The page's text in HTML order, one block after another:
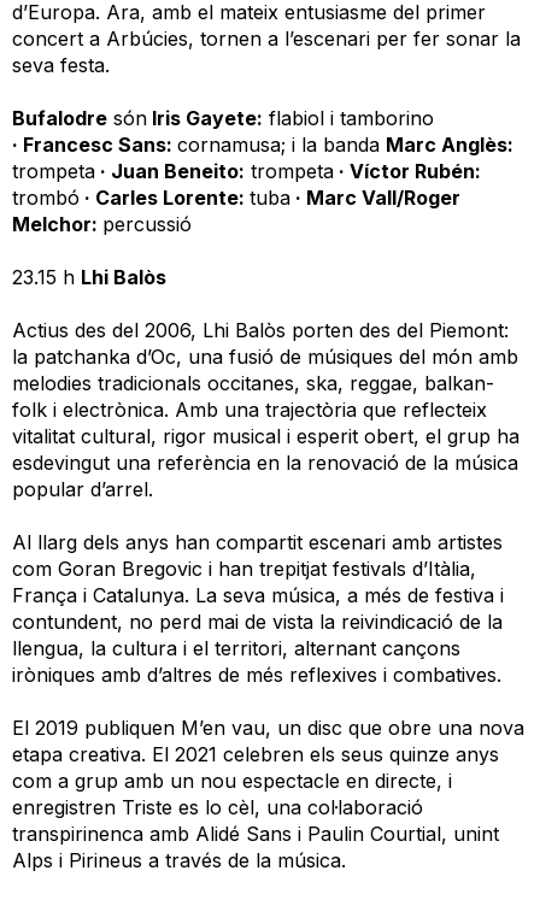
d’Europa. Ara, amb el mateix entusiasme del primer
concert a Arbúcies, tornen a l’escenari per fer sonar la
seva festa.
Bufalodre són Iris Gayete: flabiol i tamborino
· Francesc Sans: cornamusa; i la banda Marc Anglès:
trompeta · Juan Beneito: trompeta · Víctor Rubén:
trombó · Carles Lorente: tuba · Marc Vall/Roger
Melchor: percussió
23.15 h Lhi Balòs
Actius des del 2006, Lhi Balòs porten des del Piemont:
la patchanka d’Oc, una fusió de músiques del món amb
melodies tradicionals occitanes, ska, reggae, balkan-
folk i electrònica. Amb una trajectòria que reflecteix
vitalitat cultural, rigor musical i esperit obert, el grup ha
esdevingut una referència en la renovació de la música
popular d’arrel.
Al llarg dels anys han compartit escenari amb artistes
com Goran Bregovic i han trepitjat festivals d’Itàlia,
França i Catalunya. La seva música, a més de festiva i
contundent, no perd mai de vista la reivindicació de la
llengua, la cultura i el territori, alternant cançons
iròniques amb d’altres de més reflexives i combatives.
El 2019 publiquen M’en vau, un disc que obre una nova
etapa creativa. El 2021 celebren els seus quinze anys
com a grup amb un nou espectacle en directe, i
enregistren Triste es lo cèl, una col·laboració
transpirinenca amb Alidé Sans i Paulin Courtial, unint
Alps i Pirineus a través de la música.